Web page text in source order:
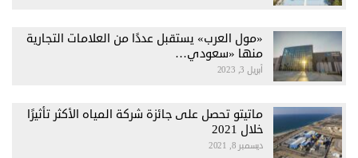
«مول العرب» يستقبل عددًا من العلامات التجارية
منها «سعودي…
أبريل 3, 2023
ماتيتو تحصل على جائزة شركة المياه الأكثر تأثيرًا
خلال 2021
ديسمبر 8, 2021